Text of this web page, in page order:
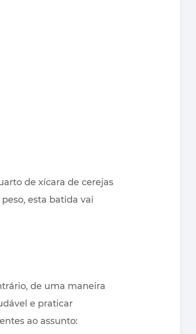
de xícara de cerejas
esta batida vai
de uma maneira
e praticar
ao assunto: